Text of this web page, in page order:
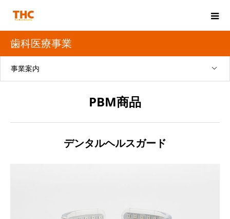
歯科医療事業
事業案内
PBM商品
デンタルヘルスガード